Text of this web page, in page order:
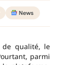
qualité, le
parmi